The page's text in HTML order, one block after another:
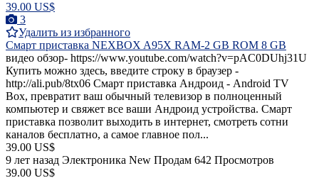
39.00 US$
3
Удалить из избранного
Смарт приставка NEXBOX A95X RAM-2 GB ROM 8 GB
видео обзор- https://www.youtube.com/watch?v=pAC0DUhj31U
Купить можно здесь, введите строку в браузер -
http://ali.pub/8tx06 Смарт приставка Андроид - Android TV
Box, превратит ваш обычный телевизор в полноценный
компьютер и свяжет все ваши Андроид устройства. Смарт
приставка позволит выходить в интернет, смотреть сотни
каналов бесплатно, а самое главное пол...
39.00 US$
9 лет назад Электроника New Продам 642 Просмотров
39.00 US$